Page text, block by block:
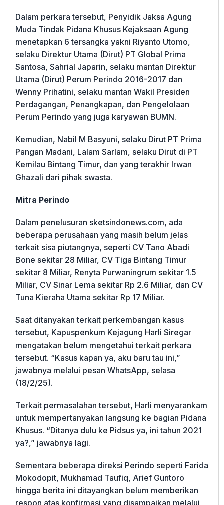
Dalam perkara tersebut, Penyidik Jaksa Agung
Muda Tindak Pidana Khusus Kejaksaan Agung
menetapkan 6 tersangka yakni Riyanto Utomo,
selaku Direktur Utama (Dirut) PT Global Prima
Santosa, Sahrial Japarin, selaku mantan Direktur
Utama (Dirut) Perum Perindo 2016-2017 dan
Wenny Prihatini, selaku mantan Wakil Presiden
Perdagangan, Penangkapan, dan Pengelolaan
Perum Perindo yang juga karyawan BUMN.
Kemudian, Nabil M Basyuni, selaku Dirut PT Prima
Pangan Madani, Lalam Sarlam, selaku Dirut di PT
Kemilau Bintang Timur, dan yang terakhir Irwan
Ghazali dari pihak swasta.
Mitra Perindo
Dalam penelusuran sketsindonews.com, ada
beberapa perusahaan yang masih belum jelas
terkait sisa piutangnya, seperti CV Tano Abadi
Bone sekitar 28 Miliar, CV Tiga Bintang Timur
sekitar 8 Miliar, Renyta Purwaningrum sekitar 1.5
Miliar, CV Sinar Lema sekitar Rp 2.6 Miliar, dan CV
Tuna Kieraha Utama sekitar Rp 17 Miliar.
Saat ditanyakan terkait perkembangan kasus
tersebut, Kapuspenkum Kejagung Harli Siregar
mengatakan belum mengetahui terkait perkara
tersebut. “Kasus kapan ya, aku baru tau ini,”
jawabnya melalui pesan WhatsApp, selasa
(18/2/25).
Terkait permasalahan tersebut, Harli menyarankam
untuk mempertanyakan langsung ke bagian Pidana
Khusus. “Ditanya dulu ke Pidsus ya, ini tahun 2021
ya?,” jawabnya lagi.
Sementara beberapa direksi Perindo seperti Farida
Mokodopit, Mukhamad Taufiq, Arief Guntoro
hingga berita ini ditayangkan belum memberikan